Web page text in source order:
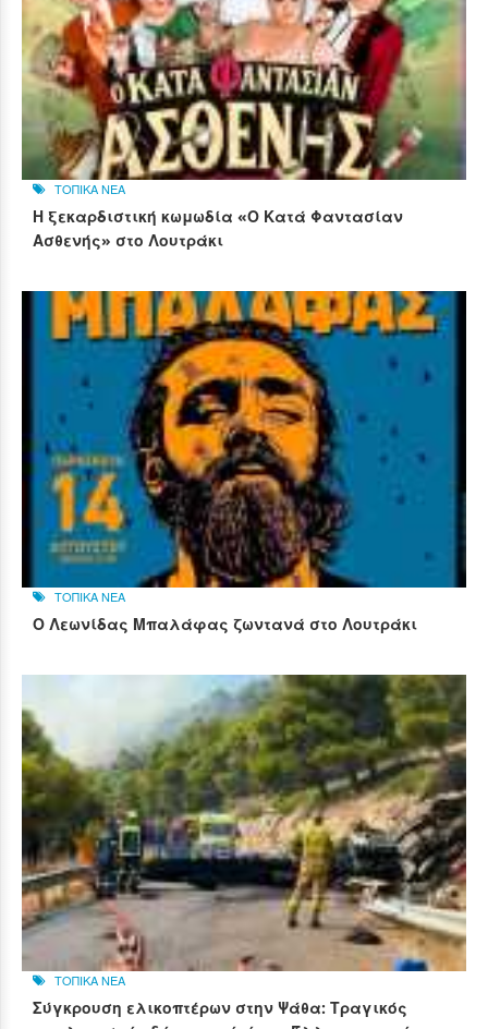
ΤΟΠΙΚΑ ΝΕΑ
Η ξεκαρδιστική κωμωδία «Ο Κατά Φαντασίαν
Ασθενής» στο Λουτράκι
ΤΟΠΙΚΑ ΝΕΑ
Ο Λεωνίδας Μπαλάφας ζωντανά στο Λουτράκι
ΤΟΠΙΚΑ ΝΕΑ
Σύγκρουση ελικοπτέρων στην Ψάθα: Τραγικός